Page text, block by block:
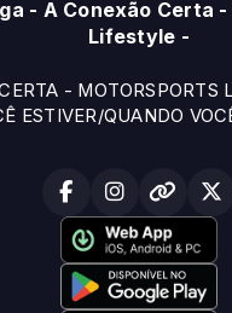
- A Conexão Certa
Lifestyle -
- MOTORSPORTS
ESTIVER/QUANDO